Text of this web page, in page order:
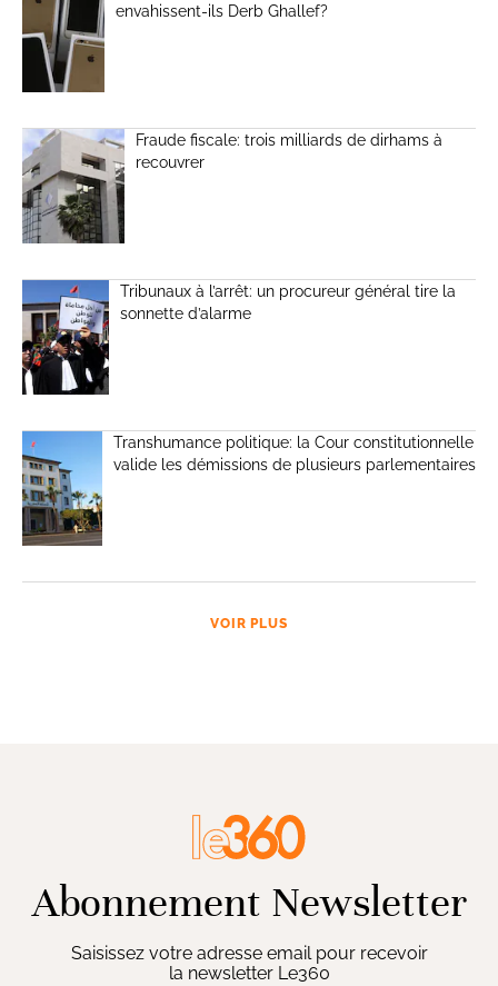
envahissent-ils Derb Ghallef?
Fraude fiscale: trois milliards de dirhams à
recouvrer
Tribunaux à l’arrêt: un procureur général tire la
sonnette d’alarme
Transhumance politique: la Cour constitutionnelle
valide les démissions de plusieurs parlementaires
VOIR PLUS
Abonnement Newsletter
Saisissez votre adresse email pour recevoir
la newsletter Le360